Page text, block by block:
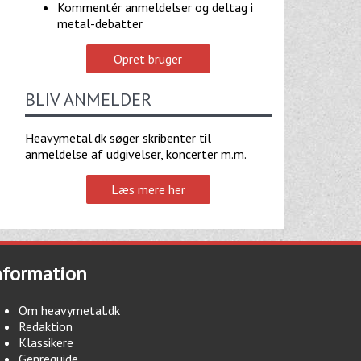
Kommentér anmeldelser og deltag i
metal-debatter
Opret bruger
BLIV ANMELDER
Heavymetal.dk søger skribenter til
anmeldelse af udgivelser, koncerter m.m.
Læs mere her
Om heavymetal.dk
Redaktion
Klassikere